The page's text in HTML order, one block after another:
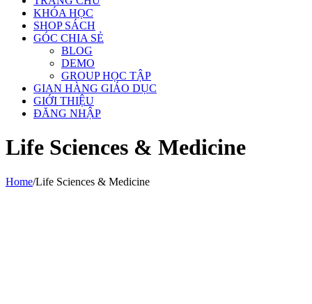
KHÓA HỌC
SHOP SÁCH
GÓC CHIA SẺ
BLOG
DEMO
GROUP HỌC TẬP
GIAN HÀNG GIÁO DỤC
GIỚI THIỆU
ĐĂNG NHẬP
Life Sciences & Medicine
Home/Life Sciences & Medicine